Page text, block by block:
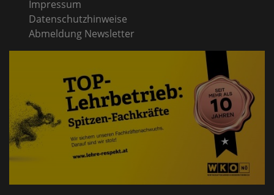
Impressum
Datenschutzhinweise
Abmeldung Newsletter